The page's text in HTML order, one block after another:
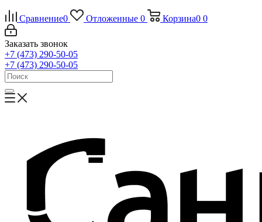
Сравнение0 Отложенные 0 Корзина0 0
Заказать звонок
+7 (473) 290-50-05
+7 (473) 290-50-05